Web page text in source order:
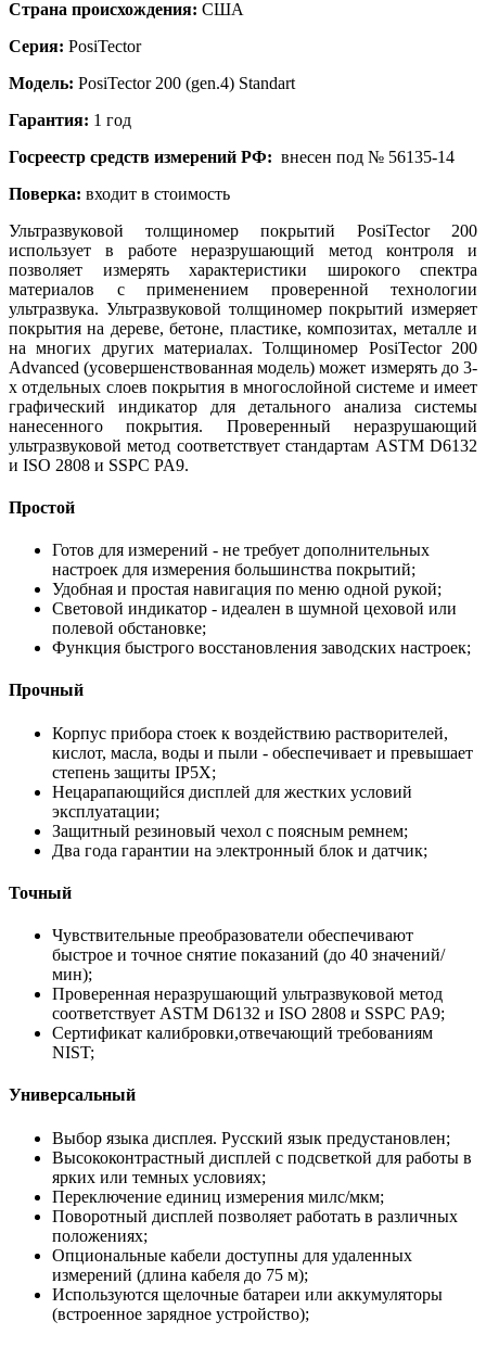
Страна происхождения: США
Серия: PosiTector
Модель: PosiTector 200 (gen.4) Standart
Гарантия: 1 год
Госреестр средств измерений РФ: внесен под № 56135-14
Поверка: входит в стоимость
Ультразвуковой толщиномер покрытий PosiTector 200
использует в работе неразрушающий метод контроля и
позволяет измерять характеристики широкого спектра
материалов с применением проверенной технологии
ультразвука. Ультразвуковой толщиномер покрытий измеряет
покрытия на дереве, бетоне, пластике, композитах, металле и
на многих других материалах. Толщиномер PosiTector 200
Advanced (усовершенствованная модель) может измерять до 3-
х отдельных слоев покрытия в многослойной системе и имеет
графический индикатор для детального анализа системы
нанесенного покрытия. Проверенный неразрушающий
ультразвуковой метод соответствует стандартам ASTM D6132
и ISO 2808 и SSPC PA9.
Простой
Готов для измерений - не требует дополнительных
настроек для измерения большинства покрытий;
Удобная и простая навигация по меню одной рукой;
Световой индикатор - идеален в шумной цеховой или
полевой обстановке;
Функция быстрого восстановления заводских настроек;
Прочный
Корпус прибора стоек к воздействию растворителей,
кислот, масла, воды и пыли - обеспечивает и превышает
степень защиты IP5X;
Нецарапающийся дисплей для жестких условий
эксплуатации;
Защитный резиновый чехол с поясным ремнем;
Два года гарантии на электронный блок и датчик;
Точный
Чувствительные преобразователи обеспечивают
быстрое и точное снятие показаний (до 40 значений/
мин);
Проверенная неразрушающий ультразвуковой метод
соответствует ASTM D6132 и ISO 2808 и SSPC PA9;
Сертификат калибровки,отвечающий требованиям
NIST;
Универсальный
Выбор языка дисплея. Русский язык предустановлен;
Высококонтрастный дисплей с подсветкой для работы в
ярких или темных условиях;
Переключение единиц измерения милс/мкм;
Поворотный дисплей позволяет работать в различных
положениях;
Опциональные кабели доступны для удаленных
измерений (длина кабеля до 75 м);
Используются щелочные батареи или аккумуляторы
(встроенное зарядное устройство);